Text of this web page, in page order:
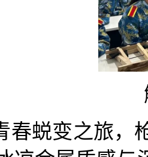
春蜕变之旅，